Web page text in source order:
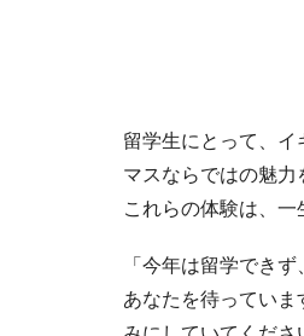
留学生にとって、
マスならではの魅力
これらの体験は、一
「今年は留学でき
あなたを待ってい